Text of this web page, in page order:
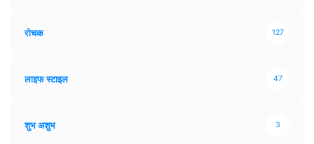
रोचक 127
लाइफ स्टाइल 47
शुभ अशुभ 3